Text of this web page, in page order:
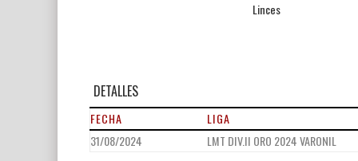
Linces
DETALLES
FECHA LIGA
31/08/2024
LMT DIV.II ORO 2024 VARONIL